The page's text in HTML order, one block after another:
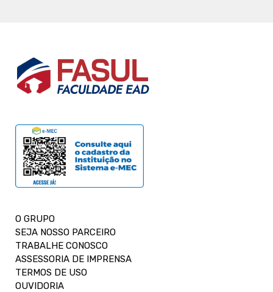
O GRUPO
SEJA NOSSO PARCEIRO
TRABALHE CONOSCO
ASSESSORIA DE IMPRENSA
TERMOS DE USO
OUVIDORIA